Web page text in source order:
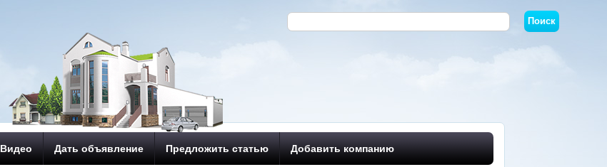
Видео Дать объявление Предложить статью Добавить компанию